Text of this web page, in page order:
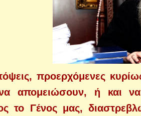
προερχόμενες
απομειώσουν, ή και
το Γένος μας,